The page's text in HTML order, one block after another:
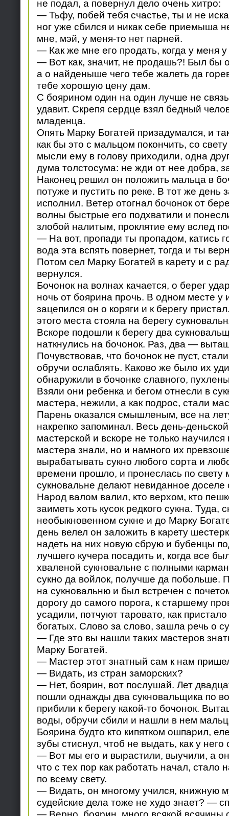
не подал, а повернул дело очень хитро:
— Тьфу, побей тебя счастье, ты и не
ног уже сбился и никак себе приемыша
мне, мэй, у меня-то нет парней.
— Как же мне его продать, когда у меня
— Вот как, значит, не продашь?! Был бы
а о найденыше чего тебе жалеть да
тебе хорошую цену дам.
С боярином один на один лучше не
удавит. Скрепя сердце взял бедный
младенца.
Опять Марку Богатей призадумался, и
как бы это с мальцом покончить, со
мысли ему в голову приходили, одна
дума толстосума: не жди от нее добра,
Наконец решил он положить мальца в
потуже и пустить по реке. В тот же день
исполнил. Ветер отогнал бочонок от
волны быстрые его подхватили и
злобой налитым, проклятие ему вслед
— На вот, пропади ты пропадом, катись
вода эта вспять повернет, тогда и ты
Потом сел Марку Богатей в карету и с
вернулся.
Бочонок на волнах качается, о берег
ночь от боярина прочь. В одном месте у
зацепился он о коряги и к берегу
этого места стояла на берегу
Вскоре подошли к берегу два
наткнулись на бочонок. Раз, два —
Почувствовав, что бочонок не пуст,
обручи ослаблять. Каково же было их
обнаружили в бочонке славного,
Взяли они ребенка и бегом отнесли в
мастера, нежили, а как подрос, стали
Парень оказался смышленым, все на
накрепко запоминал. Весь день-
мастерской и вскоре не только
мастера знали, но и намного их
вырабатывать сукно любого сорта и
времени прошло, и пронеслась по свету
сукновальне делают невиданное доселе
Народ валом валил, кто верхом, кто
заиметь хоть кусок редкого сукна. Туда,
необыкновенном сукне и до Марку
день велел он заложить в карету
надеть на них новую сбрую и бубенцы
лучшего кучера посадить и, когда все
хваленой сукновальне с полными
сукно да войлок, получше да побольше.
на сукновальню и был встречен с
дорогу до самого порога, к старшему
усадили, потчуют таровато, как
богатых. Слово за слово, зашла речь о
— Где это вы нашли таких мастеров
Марку Богатей.
— Мастер этот знатный сам к нам
— Видать, из стран заморских?
— Нет, боярин, вот послушай. Лет
пошли однажды два сукновальщика по
прибили к берегу какой-то бочонок.
воды, обручи сбили и нашли в нем
Боярина будто кто кипятком ошпарил,
зубы стиснул, чтоб не выдать, как у него
— Вот мы его и вырастили, выучили, а он
что с тех пор как работать начал, стало
по всему свету.
— Видать, он многому учился, книжную
судейские дела тоже не худо знает? —